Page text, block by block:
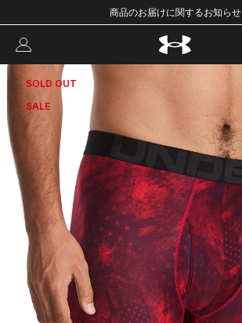
商品のお届けに関するお知らせ
SOLD OUT
SALE